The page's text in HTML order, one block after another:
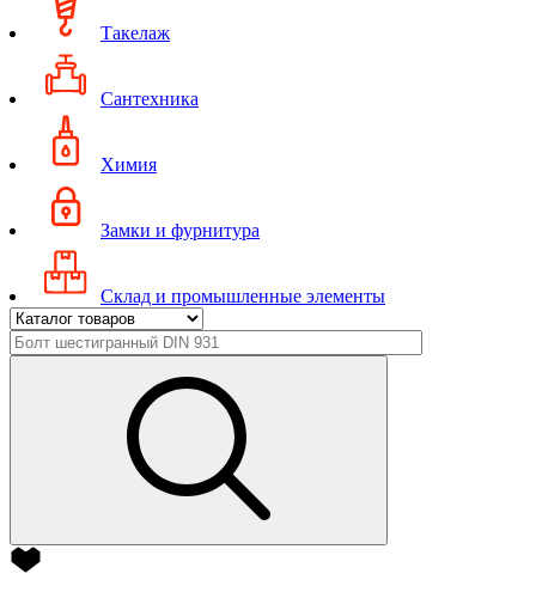
Такелаж
Сантехника
Химия
Замки и фурнитура
Склад и промышленные элементы